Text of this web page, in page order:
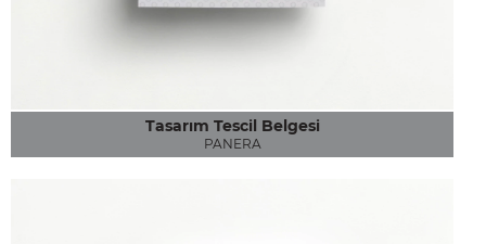
Tasarım Tescil Belgesi
PANERA